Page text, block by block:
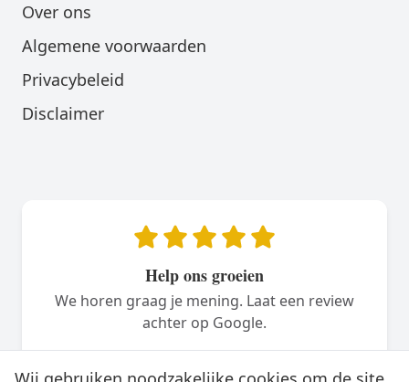
Over ons
Algemene voorwaarden
Privacybeleid
Disclaimer
Help ons groeien
We horen graag je mening. Laat een review
achter op Google.